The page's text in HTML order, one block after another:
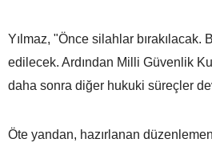
Yılmaz, "Önce silahlar bırakılacak.
edilecek. Ardından Milli Güvenlik
daha sonra diğer hukuki süreçler
Öte yandan, hazırlanan